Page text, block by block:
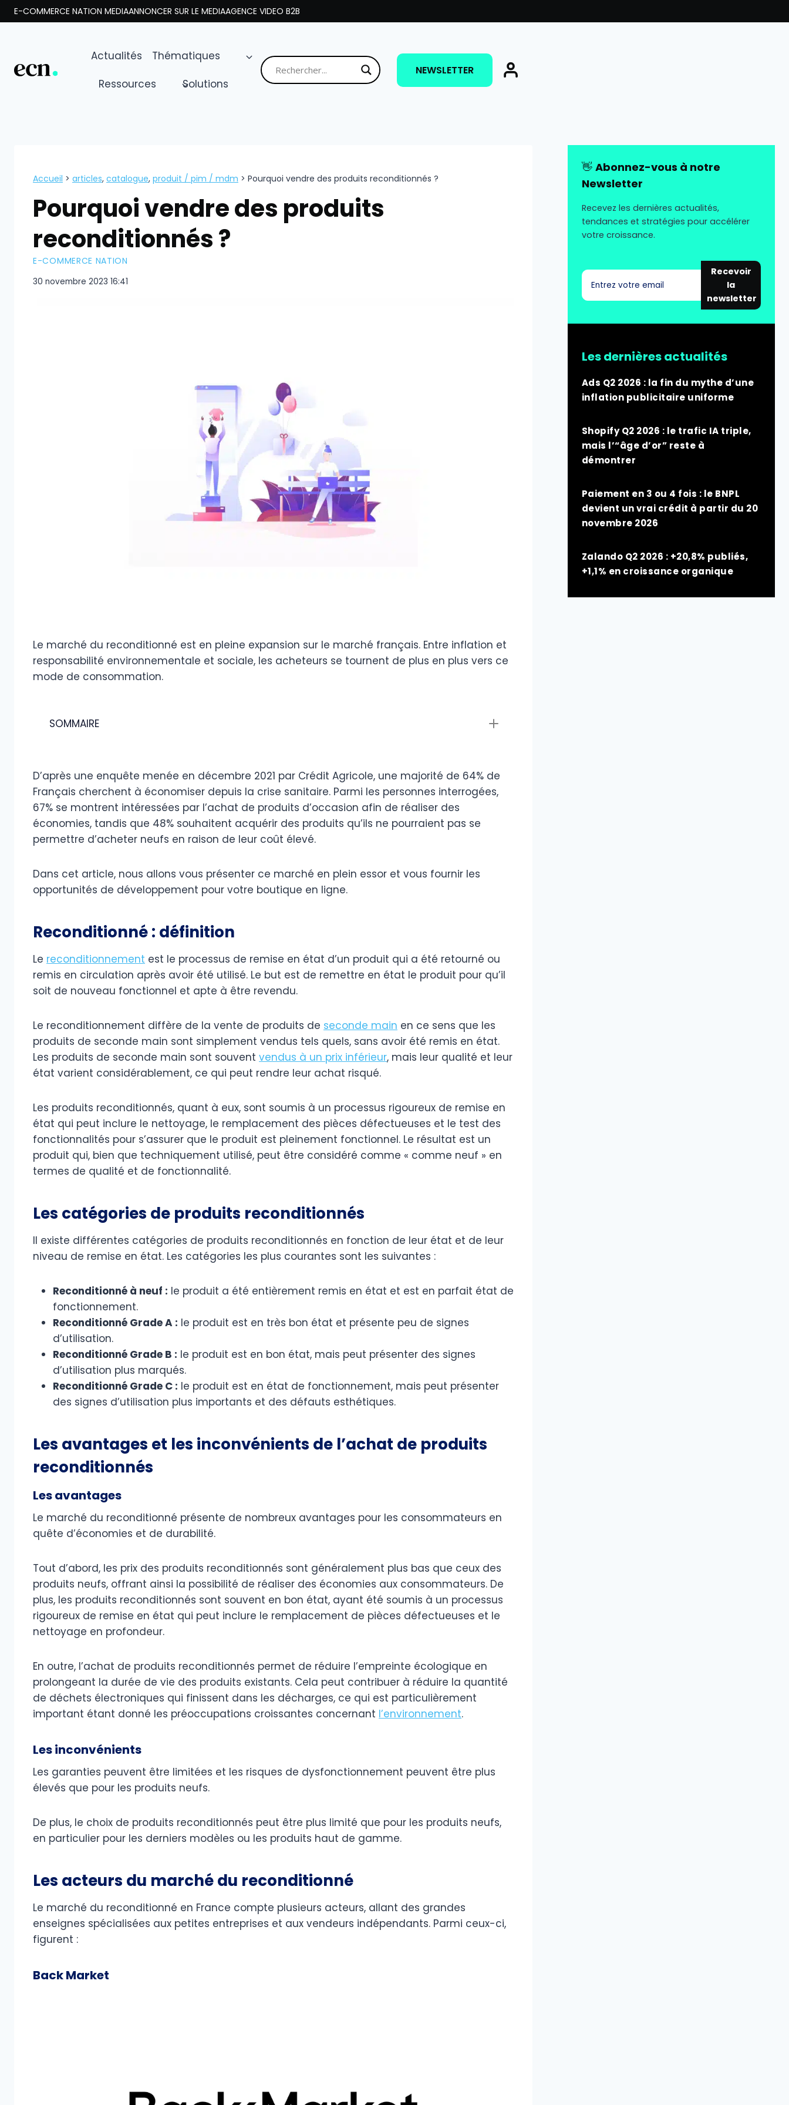
Aller
au
E-COMMERCE NATION MEDIAANNONCER SUR LE MEDIAAGENCE VIDEO B2B
Actualités
Thématiques
Ressources
Solutions
NEWSLETTER
Accueil > articles, catalogue, produit / pim / mdm > Pourquoi vendre des produits reconditionnés ?
Pourquoi vendre des produits
reconditionnés ?
E-COMMERCE NATION
30 novembre 2023 16:41
Le marché du reconditionné est en pleine expansion sur le marché français. Entre inflation et
responsabilité environnementale et sociale, les acheteurs se tournent de plus en plus vers ce
mode de consommation.
SOMMAIRE
D’après une enquête menée en décembre 2021 par Crédit Agricole, une majorité de 64% de
Français cherchent à économiser depuis la crise sanitaire. Parmi les personnes interrogées,
67% se montrent intéressées par l’achat de produits d’occasion afin de réaliser des
économies, tandis que 48% souhaitent acquérir des produits qu’ils ne pourraient pas se
permettre d’acheter neufs en raison de leur coût élevé.
Dans cet article, nous allons vous présenter ce marché en plein essor et vous fournir les
opportunités de développement pour votre boutique en ligne.
Reconditionné : définition
Le reconditionnement est le processus de remise en état d’un produit qui a été retourné ou
remis en circulation après avoir été utilisé. Le but est de remettre en état le produit pour qu’il
soit de nouveau fonctionnel et apte à être revendu.
Le reconditionnement diffère de la vente de produits de seconde main en ce sens que les
produits de seconde main sont simplement vendus tels quels, sans avoir été remis en état.
Les produits de seconde main sont souvent vendus à un prix inférieur, mais leur qualité et leur
état varient considérablement, ce qui peut rendre leur achat risqué.
Les produits reconditionnés, quant à eux, sont soumis à un processus rigoureux de remise en
état qui peut inclure le nettoyage, le remplacement des pièces défectueuses et le test des
fonctionnalités pour s’assurer que le produit est pleinement fonctionnel. Le résultat est un
produit qui, bien que techniquement utilisé, peut être considéré comme « comme neuf » en
termes de qualité et de fonctionnalité.
Les catégories de produits reconditionnés
Il existe différentes catégories de produits reconditionnés en fonction de leur état et de leur
niveau de remise en état. Les catégories les plus courantes sont les suivantes :
Reconditionné à neuf : le produit a été entièrement remis en état et est en parfait état de
fonctionnement.
Reconditionné Grade A : le produit est en très bon état et présente peu de signes
d’utilisation.
Reconditionné Grade B : le produit est en bon état, mais peut présenter des signes
d’utilisation plus marqués.
Reconditionné Grade C : le produit est en état de fonctionnement, mais peut présenter
des signes d’utilisation plus importants et des défauts esthétiques.
Les avantages et les inconvénients de l’achat de produits
reconditionnés
Les avantages
Le marché du reconditionné présente de nombreux avantages pour les consommateurs en
quête d’économies et de durabilité.
Tout d’abord, les prix des produits reconditionnés sont généralement plus bas que ceux des
produits neufs, offrant ainsi la possibilité de réaliser des économies aux consommateurs. De
plus, les produits reconditionnés sont souvent en bon état, ayant été soumis à un processus
rigoureux de remise en état qui peut inclure le remplacement de pièces défectueuses et le
nettoyage en profondeur.
En outre, l’achat de produits reconditionnés permet de réduire l’empreinte écologique en
prolongeant la durée de vie des produits existants. Cela peut contribuer à réduire la quantité
de déchets électroniques qui finissent dans les décharges, ce qui est particulièrement
important étant donné les préoccupations croissantes concernant l’environnement.
Les inconvénients
Les garanties peuvent être limitées et les risques de dysfonctionnement peuvent être plus
élevés que pour les produits neufs.
De plus, le choix de produits reconditionnés peut être plus limité que pour les produits neufs,
en particulier pour les derniers modèles ou les produits haut de gamme.
Les acteurs du marché du reconditionné
Le marché du reconditionné en France compte plusieurs acteurs, allant des grandes
enseignes spécialisées aux petites entreprises et aux vendeurs indépendants. Parmi ceux-ci,
figurent :
Back Market
👋 Abonnez-vous à notre
Newsletter
Recevez les dernières actualités,
tendances et stratégies pour accélérer
votre croissance.
Recevoir
la
newsletter
Les dernières actualités
Ads Q2 2026 : la fin du mythe d’une
inflation publicitaire uniforme
Shopify Q2 2026 : le trafic IA triple,
mais l’“âge d’or” reste à
démontrer
Paiement en 3 ou 4 fois : le BNPL
devient un vrai crédit à partir du 20
novembre 2026
Zalando Q2 2026 : +20,8% publiés,
+1,1% en croissance organique